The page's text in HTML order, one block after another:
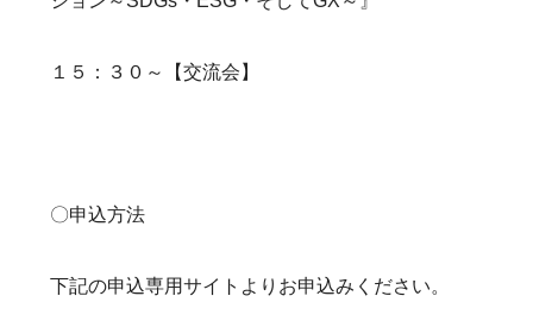
１５：３０～【交流会】
〇申込方法
下記の申込専用サイトよりお申込みください。